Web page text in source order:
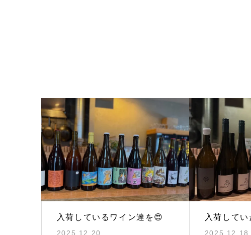
入荷しているワイン達を😍
2025.12.20
入荷して
2025.12.18